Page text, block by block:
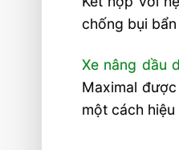
Thông
Video
Liên
chống bụi
Xe nâng dầu
Maximal
một cách